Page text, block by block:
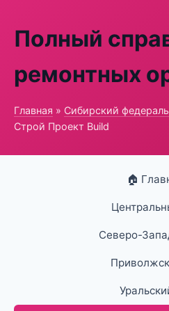
Полный
ремонтных
Главная » Сибирский
Строй Проект Build
🏠
Северо-